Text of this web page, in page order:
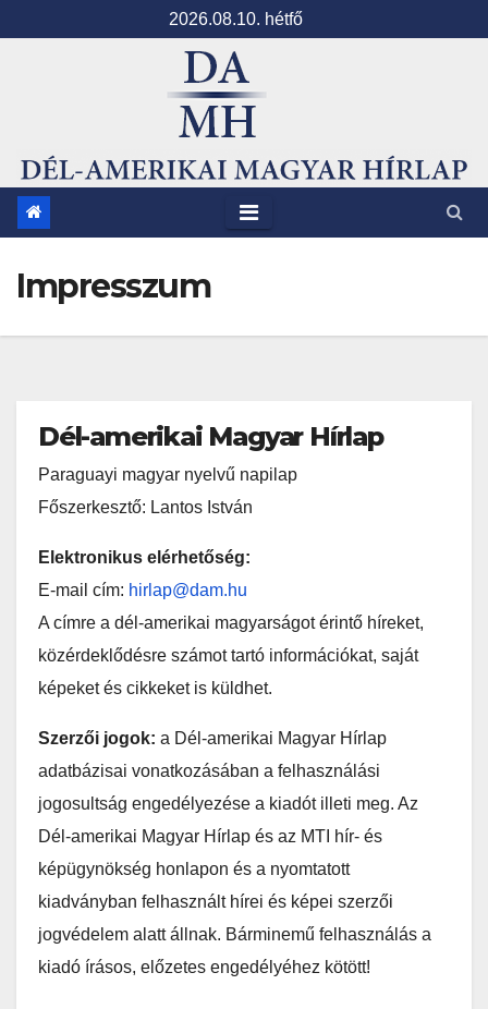
2026.08.10. hétfő
Impresszum
Dél-amerikai Magyar Hírlap
Paraguayi magyar nyelvű napilap
Főszerkesztő: Lantos István
Elektronikus elérhetőség:
E-mail cím: hirlap@dam.hu
A címre a dél-amerikai magyarságot érintő híreket,
közérdeklődésre számot tartó információkat, saját
képeket és cikkeket is küldhet.
Szerzői jogok: a Dél-amerikai Magyar Hírlap
adatbázisai vonatkozásában a felhasználási
jogosultság engedélyezése a kiadót illeti meg. Az
Dél-amerikai Magyar Hírlap és az MTI hír- és
képügynökség honlapon és a nyomtatott
kiadványban felhasznált hírei és képei szerzői
jogvédelem alatt állnak. Bárminemű felhasználás a
kiadó írásos, előzetes engedélyéhez kötött!